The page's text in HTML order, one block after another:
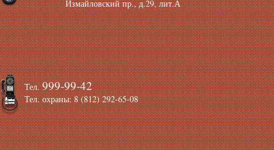
Тел.999-99-42
Тел. охраны: 8 (812) 292-65-08
Измайловский пр., д.29, лит.А